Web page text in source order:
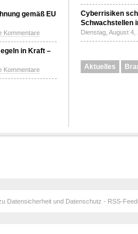
gemäß EU
Kommentare
in Kraft –
Kommentare
Cyberrisiken
Schwachstellen
Dienstag, August
Aktuelles
Datensicherheit und Datenschutz - RSS-